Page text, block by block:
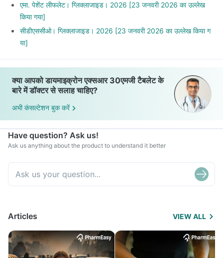
Avoid creams soups, carrot juice, deep-fried vegetables,
vegetable curries with excess oil.
Avoid fruits like mango, jackfruit, fruit salads with ice cream,
fruit-based desserts.
एमा. पेशेंट लीफलेट। ग्लिक्लाजाइड। 2026 [23 जनवरी 2026 का उल्लेख
किया गया]
सीडीएससीओ। ग्लिक्लाजाइड। 2026 [23 जनवरी 2026 का उल्लेख किया ग
या]
क्या आपको डायमाइक्रोन एक्सआर 30एमजी टैबलेट के
बारे में डॉक्टर से सलाह चाहिए?
अभी कंसल्टेशन बुक करें
Have question? Ask us!
Ask us anything about the product to understand it better
Articles VIEW ALL